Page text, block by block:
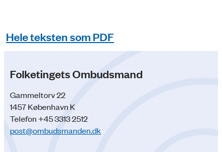
Hele teksten som PDF
Folketingets Ombudsmand
Gammeltorv 22
1457 København K
Telefon +45 3313 2512
post@ombudsmanden.dk